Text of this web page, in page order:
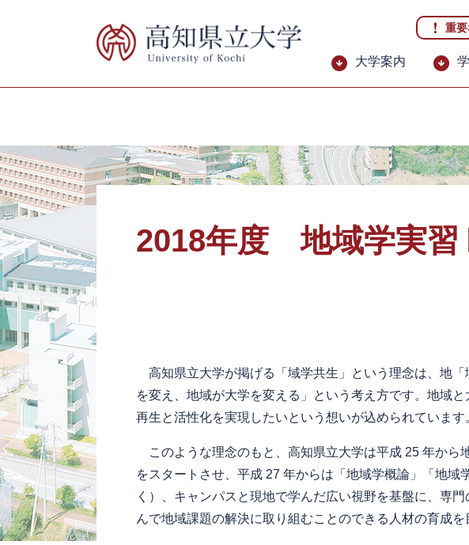
先
を
て
本
文
へ
重
大学案内
2018年度 地域学実習
高知県立大学が掲げる「域学共生」という理念は、地
を変え、地域が大学を変える」という考え方です。地域
再生と活性化を実現したいという想いが込められています
このような理念のもと、高知県立大学は平成 25 年から
をスタートさせ、平成 27 年からは「地域学概論」「地
く）、キャンパスと現地で学んだ広い視野を基盤に、専
んで地域課題の解決に取り組むことのできる人材の育成を